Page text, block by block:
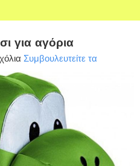
για αγόρια
Συμβουλευτείτε τα